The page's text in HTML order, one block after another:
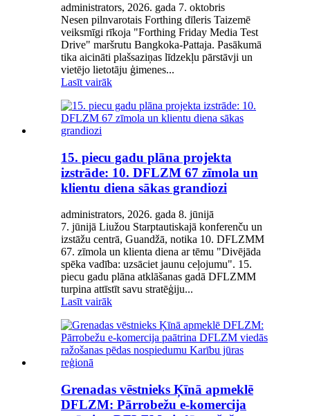
administrators, 2026. gada 7. oktobris
Nesen pilnvarotais Forthing dīleris Taizemē
veiksmīgi rīkoja "Forthing Friday Media Test
Drive" maršrutu Bangkoka-Pattaja. Pasākumā
tika aicināti plašsaziņas līdzekļu pārstāvji un
vietējo lietotāju ģimenes...
Lasīt vairāk
15. piecu gadu plāna projekta
izstrāde: 10. DFLZM 67 zīmola un
klientu diena sākas grandiozi
administrators, 2026. gada 8. jūnijā
7. jūnijā Liužou Starptautiskajā konferenču un
izstāžu centrā, Guandžā, notika 10. DFLZMM
67. zīmola un klienta diena ar tēmu "Divējāda
spēka vadība: uzsāciet jaunu ceļojumu". 15.
piecu gadu plāna atklāšanas gadā DFLZMM
turpina attīstīt savu stratēģiju...
Lasīt vairāk
Grenadas vēstnieks Ķīnā apmeklē
DFLZM: Pārrobežu e-komercija